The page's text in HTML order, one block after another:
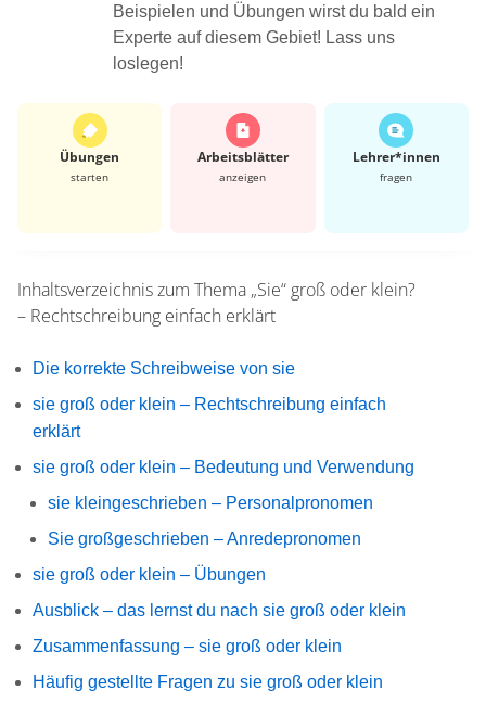
Beispielen und Übungen wirst du bald ein
Experte auf diesem Gebiet! Lass uns
loslegen!
Übungen
starten
Arbeits­blätter
anzeigen
Lehrer*​innen
fragen
Inhaltsverzeichnis zum Thema „Sie“ groß oder klein?
– Rechtschreibung einfach erklärt
Die korrekte Schreibweise von sie
sie groß oder klein – Rechtschreibung einfach
erklärt
sie groß oder klein – Bedeutung und Verwendung
sie kleingeschrieben – Personalpronomen
Sie großgeschrieben – Anredepronomen
sie groß oder klein – Übungen
Ausblick – das lernst du nach sie groß oder klein
Zusammenfassung – sie groß oder klein
Häufig gestellte Fragen zu sie groß oder klein